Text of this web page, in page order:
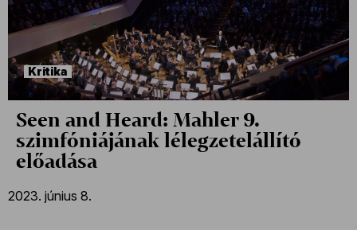
Kritika
Seen and Heard: Mahler 9.
szimfóniájának lélegzetelállító
előadása
2023. június 8.